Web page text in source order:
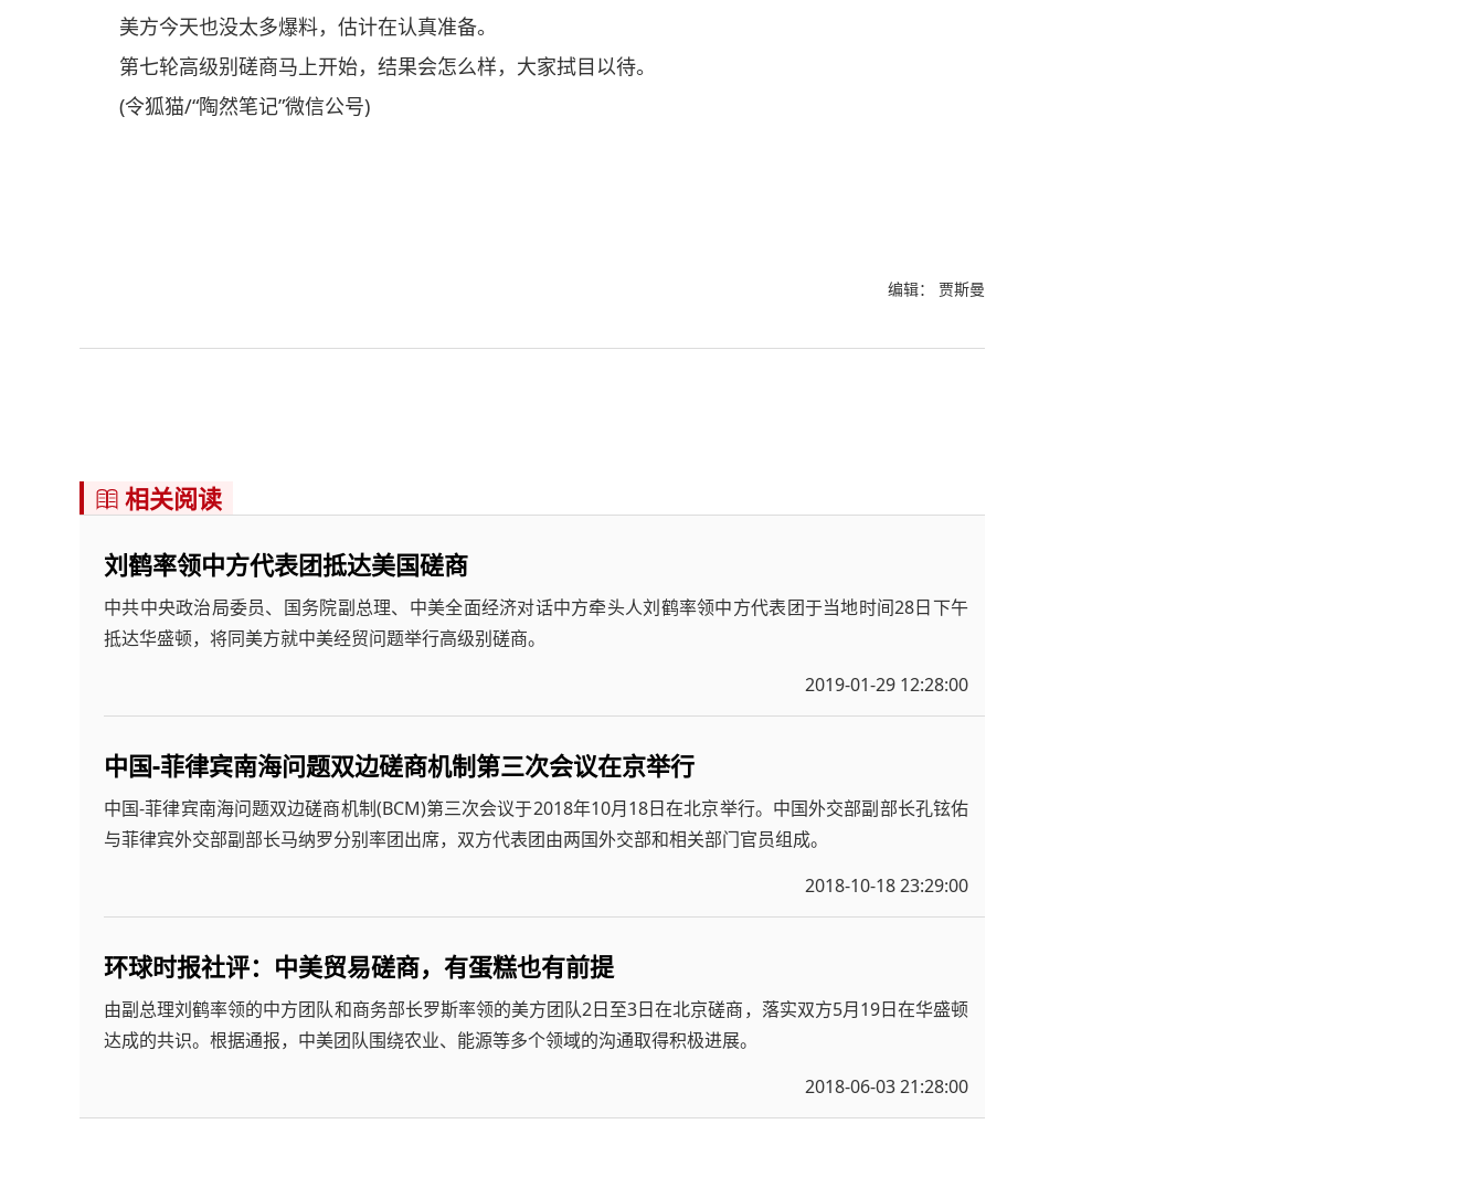
美方今天也没太多爆料，估计在认真准备。
第七轮高级别磋商马上开始，结果会怎么样，大家拭目以待。
(令狐猫/“陶然笔记”微信公号)
编辑： 贾斯曼
 相关阅读
刘鹤率领中方代表团抵达美国磋商
中共中央政治局委员、国务院副总理、中美全面经济对话中方牵头人刘鹤率领中方代表团于当地时间28日下午
抵达华盛顿，将同美方就中美经贸问题举行高级别磋商。
2019-01-29 12:28:00
中国-菲律宾南海问题双边磋商机制第三次会议在京举行
中国-菲律宾南海问题双边磋商机制(BCM)第三次会议于2018年10月18日在北京举行。中国外交部副部长孔铉佑
与菲律宾外交部副部长马纳罗分别率团出席，双方代表团由两国外交部和相关部门官员组成。
2018-10-18 23:29:00
环球时报社评：中美贸易磋商，有蛋糕也有前提
由副总理刘鹤率领的中方团队和商务部长罗斯率领的美方团队2日至3日在北京磋商，落实双方5月19日在华盛顿
达成的共识。根据通报，中美团队围绕农业、能源等多个领域的沟通取得积极进展。
2018-06-03 21:28:00